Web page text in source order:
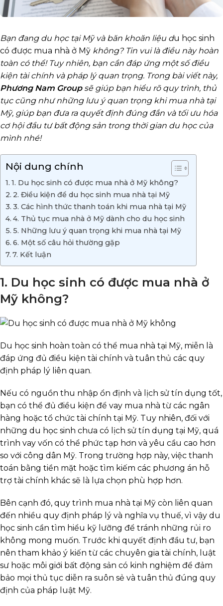
Bạn đang du học tại Mỹ và băn khoăn liệu du học sinh
có được mua nhà ở Mỹ không? Tin vui là điều này hoàn
toàn có thể! Tuy nhiên, bạn cần đáp ứng một số điều
kiện tài chính và pháp lý quan trọng. Trong bài viết này,
Phương Nam Groupsẽ giúp bạn hiểu rõ quy trình, thủ
tục cũng như những lưu ý quan trọng khi mua nhà tại
Mỹ, giúp bạn đưa ra quyết định đúng đắn và tối ưu hóa
cơ hội đầu tư bất động sản trong thời gian du học của
mình nhé!
Nội dung chính
1. Du học sinh có được mua nhà ở Mỹ không?
2. Điều kiện để du học sinh mua nhà tại Mỹ
3. Các hình thức thanh toán khi mua nhà tại Mỹ
4. Thủ tục mua nhà ở Mỹ dành cho du học sinh
5. Những lưu ý quan trọng khi mua nhà tại Mỹ
6. Một số câu hỏi thường gặp
7. Kết luận
1. Du học sinh có được mua nhà ở
Mỹ không?
Du học sinh hoàn toàn có thể mua nhà tại Mỹ, miễn là
đáp ứng đủ điều kiện tài chính và tuân thủ các quy
định pháp lý liên quan.
Nếu có nguồn thu nhập ổn định và lịch sử tín dụng tốt,
bạn có thể đủ điều kiện để vay mua nhà từ các ngân
hàng hoặc tổ chức tài chính tại Mỹ. Tuy nhiên, đối với
những du học sinh chưa có lịch sử tín dụng tại Mỹ, quá
trình vay vốn có thể phức tạp hơn và yêu cầu cao hơn
so với công dân Mỹ. Trong trường hợp này, việc thanh
toán bằng tiền mặt hoặc tìm kiếm các phương án hỗ
trợ tài chính khác sẽ là lựa chọn phù hợp hơn.
Bên cạnh đó, quy trình mua nhà tại Mỹ còn liên quan
đến nhiều quy định pháp lý và nghĩa vụ thuế, vì vậy du
học sinh cần tìm hiểu kỹ lưỡng để tránh những rủi ro
không mong muốn. Trước khi quyết định đầu tư, bạn
nên tham khảo ý kiến từ các chuyên gia tài chính, luật
sư hoặc môi giới bất động sản có kinh nghiệm để đảm
bảo mọi thủ tục diễn ra suôn sẻ và tuân thủ đúng quy
định của pháp luật Mỹ.